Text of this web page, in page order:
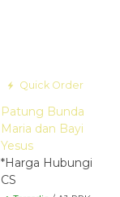
Quick Order
Patung Bunda
Maria dan Bayi
Yesus
*Harga Hubungi
CS